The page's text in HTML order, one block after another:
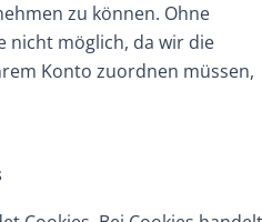
zu können. Ohne
nicht möglich, da wir die
Konto zuordnen müssen,